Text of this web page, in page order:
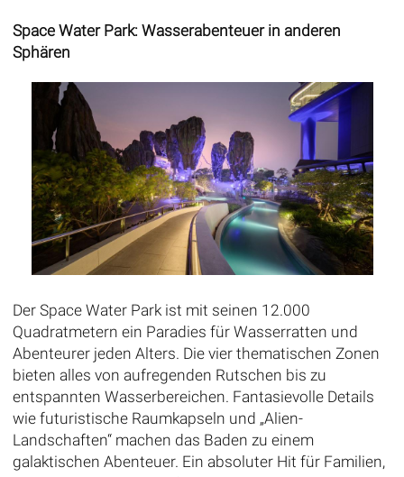
Space Water Park: Wasserabenteuer in anderen
Sphären
Der Space Water Park ist mit seinen 12.000
Quadratmetern ein Paradies für Wasserratten und
Abenteurer jeden Alters. Die vier thematischen Zonen
bieten alles von aufregenden Rutschen bis zu
entspannten Wasserbereichen. Fantasievolle Details
wie futuristische Raumkapseln und „Alien-
Landschaften“ machen das Baden zu einem
galaktischen Abenteuer. Ein absoluter Hit für Familien,